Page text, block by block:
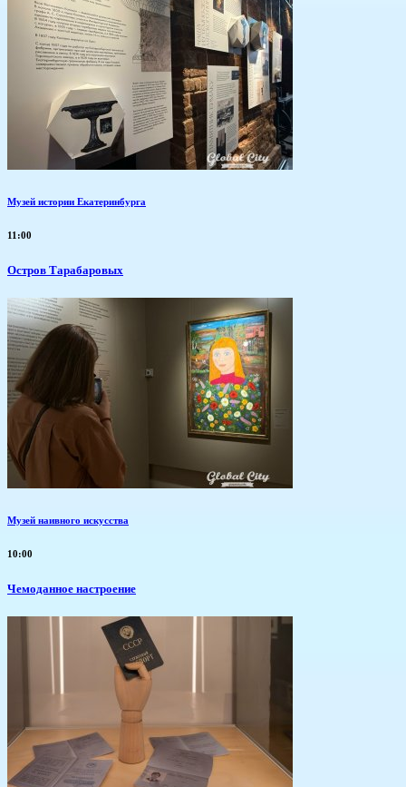
Музей истории Екатеринбурга
11:00
Остров Тарабаровых
Музей наивного искусства
10:00
Чемоданное настроение